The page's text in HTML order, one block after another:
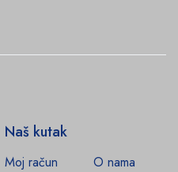
Naš kutak
Moj račun O nama